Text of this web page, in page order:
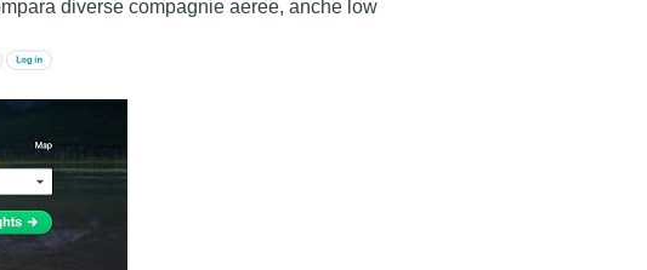
diverse compagnie aeree, anche low